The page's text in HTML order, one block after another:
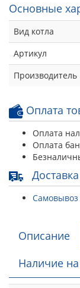
Основные
Вид котла
Артикул
Производитель
Оплата
Оплата
Оплата
Самовывоз
Описание
Наличие на